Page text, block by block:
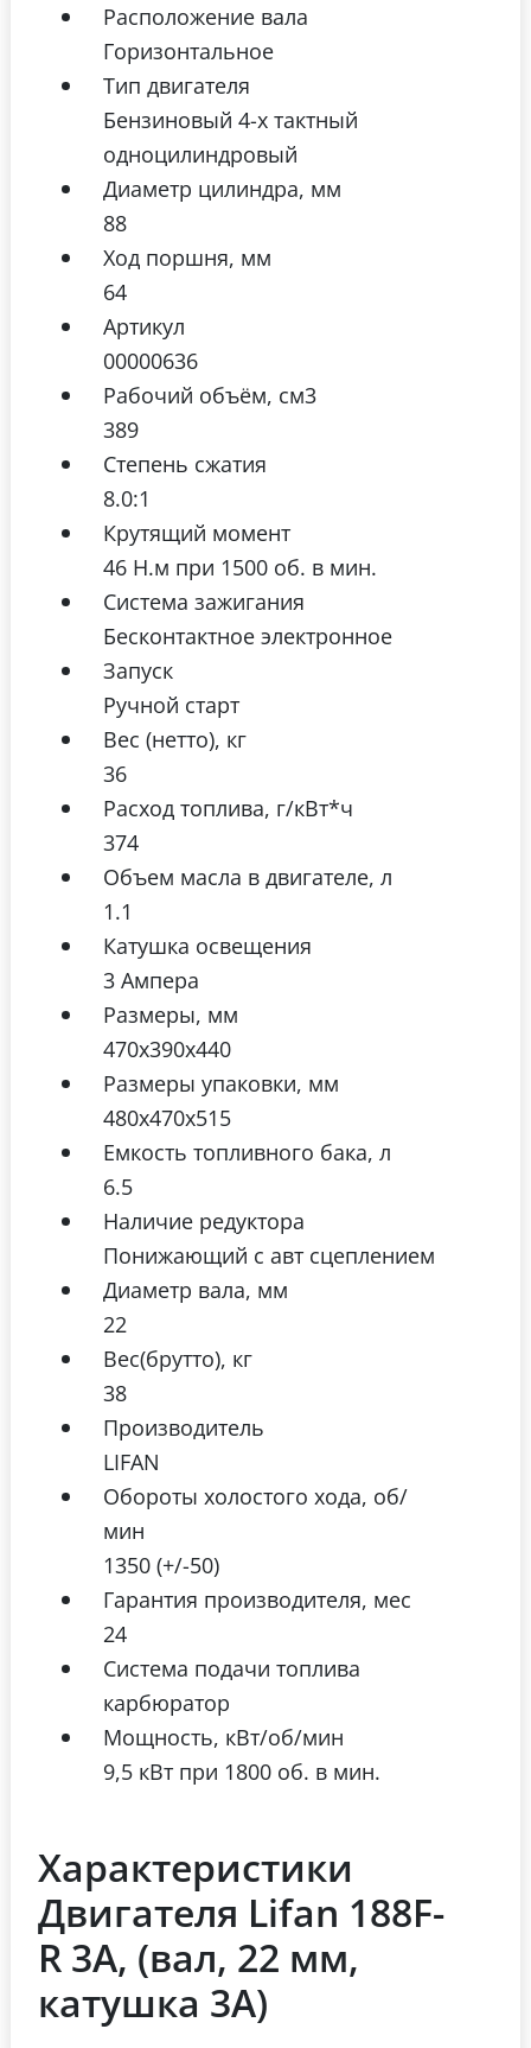
Расположение вала
Горизонтальное
Тип двигателя
Бензиновый 4-х тактный
одноцилиндровый
Диаметр цилиндра, мм
88
Ход поршня, мм
64
Артикул
00000636
Рабочий объём, см3
389
Степень сжатия
8.0:1
Крутящий момент
46 Н.м при 1500 об. в мин.
Система зажигания
Бесконтактное электронное
Запуск
Ручной старт
Вес (нетто), кг
36
Расход топлива, г/кВт*ч
374
Объем масла в двигателе, л
1.1
Катушка освещения
3 Ампера
Размеры, мм
470х390х440
Размеры упаковки, мм
480х470х515
Емкость топливного бака, л
6.5
Наличие редуктора
Понижающий с авт сцеплением
Диаметр вала, мм
22
Вес(брутто), кг
38
Производитель
LIFAN
Обороты холостого хода, об/
мин
1350 (+/-50)
Гарантия производителя, мес
24
Система подачи топлива
карбюратор
Мощность, кВт/об/мин
9,5 кВт при 1800 об. в мин.
Характеристики
Двигателя Lifan 188F-
R 3А, (вал, 22 мм,
катушка 3А)